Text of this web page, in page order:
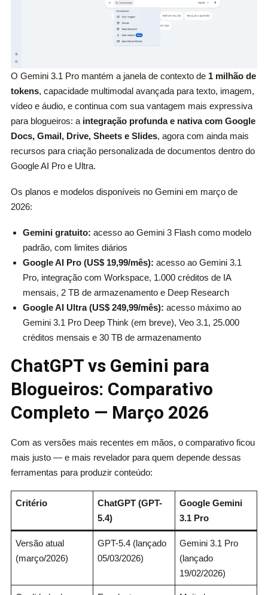
O Gemini 3.1 Pro mantém a janela de contexto de 1 milhão de
tokens, capacidade multimodal avançada para texto, imagem,
vídeo e áudio, e continua com sua vantagem mais expressiva
para blogueiros: a integração profunda e nativa com Google
Docs, Gmail, Drive, Sheets e Slides, agora com ainda mais
recursos para criação personalizada de documentos dentro do
Google AI Pro e Ultra.
Os planos e modelos disponíveis no Gemini em março de
2026:
Gemini gratuito: acesso ao Gemini 3 Flash como modelo
padrão, com limites diários
Google AI Pro (US$ 19,99/mês): acesso ao Gemini 3.1
Pro, integração com Workspace, 1.000 créditos de IA
mensais, 2 TB de armazenamento e Deep Research
Google AI Ultra (US$ 249,99/mês): acesso máximo ao
Gemini 3.1 Pro Deep Think (em breve), Veo 3.1, 25.000
créditos mensais e 30 TB de armazenamento
ChatGPT vs Gemini para
Blogueiros: Comparativo
Completo — Março 2026
Com as versões mais recentes em mãos, o comparativo ficou
mais justo — e mais revelador para quem depende dessas
ferramentas para produzir conteúdo:
Critério
ChatGPT (GPT-
5.4)
Google Gemini
3.1 Pro
Versão atual
(março/2026)
GPT-5.4 (lançado
05/03/2026)
Gemini 3.1 Pro
(lançado
19/02/2026)